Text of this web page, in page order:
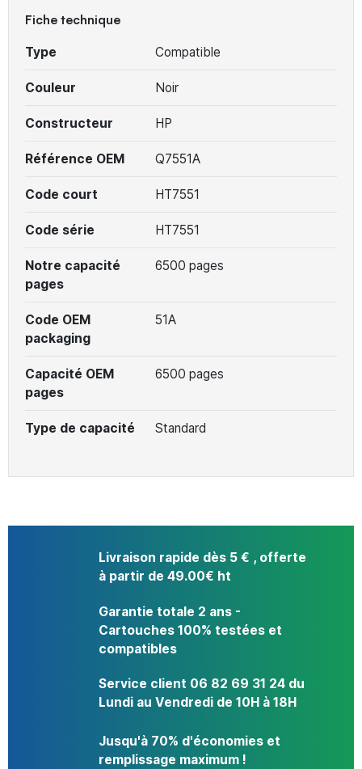
Fiche technique
Type Compatible
Couleur Noir
Constructeur HP
Référence OEM Q7551A
Code court HT7551
Code série HT7551
Notre capacité
pages
6500 pages
Code OEM
packaging
51A
Capacité OEM
pages
6500 pages
Type de capacité Standard
Livraison rapide dès 5 € , offerte
à partir de 49.00€ ht
Garantie totale 2 ans -
Cartouches 100% testées et
compatibles
Service client 06 82 69 31 24 du
Lundi au Vendredi de 10H à 18H
Jusqu'à 70% d'économies et
remplissage maximum !